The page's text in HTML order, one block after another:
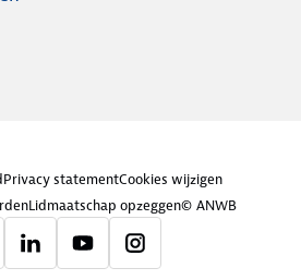
Privacy statementCookies wijzigen
Lidmaatschap opzeggen© ANWB